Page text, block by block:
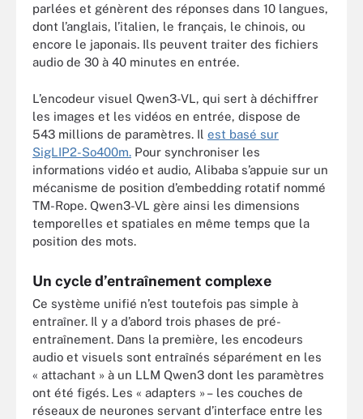
parlées et génèrent des réponses dans 10 langues,
dont l’anglais, l’italien, le français, le chinois, ou
encore le japonais. Ils peuvent traiter des fichiers
audio de 30 à 40 minutes en entrée.
L’encodeur visuel Qwen3-VL, qui sert à déchiffrer
les images et les vidéos en entrée, dispose de
543 millions de paramètres. Il est basé sur
SigLIP2-So400m. Pour synchroniser les
informations vidéo et audio, Alibaba s’appuie sur un
mécanisme de position d’embedding rotatif nommé
TM-Rope. Qwen3-VL gère ainsi les dimensions
temporelles et spatiales en même temps que la
position des mots.
Un cycle d’entraînement complexe
Ce système unifié n’est toutefois pas simple à
entraîner. Il y a d’abord trois phases de pré-
entraînement. Dans la première, les encodeurs
audio et visuels sont entraînés séparément en les
« attachant » à un LLM Qwen3 dont les paramètres
ont été figés. Les « adapters » – les couches de
réseaux de neurones servant d’interface entre les